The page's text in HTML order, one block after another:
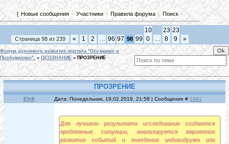
[ Новые сообщения · Участники · Правила форума · Поиск·
Страница 98 из 239 « 1 2 … 96 97 98 99
10
0
…
23
8
23
9
»
Форум духовного развития портала "Осознание и
Пробуждение". » ОСОЗНАНИЕ » ПРОЗРЕНИЕ
ПРОЗРЕНИЕ
Elhfi Дата: Понедельник, 19.02.2018, 21:58 | Сообщение # 1941
Для лучшего результата исследования создаются
проблемные ситуации, анализируется вероятное
развитие событий и поведения индивидуума или